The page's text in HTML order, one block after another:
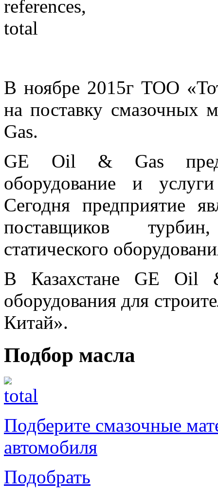
В ноябре 2015г ТОО
на поставку смазочных
Gas.
GE Oil & Gas
оборудование и
Сегодня предприятие
поставщиков
статического
В Казахстане GE Oil
оборудования для
Китай».
Подбор масла
Подберите смазочные
автомобиля
Подобрать